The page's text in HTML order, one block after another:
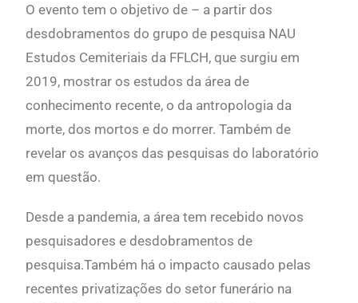
O evento tem o objetivo de – a partir dos
desdobramentos do grupo de pesquisa NAU
Estudos Cemiteriais da FFLCH, que surgiu em
2019, mostrar os estudos da área de
conhecimento recente, o da antropologia da
morte, dos mortos e do morrer. Também de
revelar os avanços das pesquisas do laboratório
em questão.
Desde a pandemia, a área tem recebido novos
pesquisadores e desdobramentos de
pesquisa.Também há o impacto causado pelas
recentes privatizações do setor funerário na